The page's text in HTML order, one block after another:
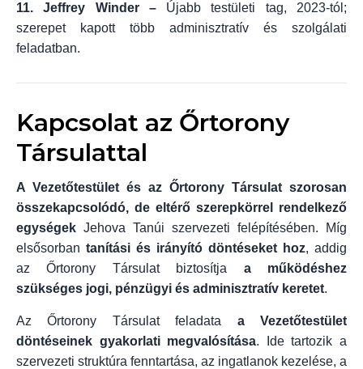
11. Jeffrey Winder – Újabb testületi tag, 2023‑tól;
szerepet kapott több adminisztratív és szolgálati
feladatban.
Kapcsolat az Őrtorony
Társulattal
A Vezetőtestület és az Őrtorony Társulat szorosan
összekapcsolódó, de eltérő szerepkörrel rendelkező
egységek Jehova Tanúi szervezeti felépítésében. Míg
elsősorban tanítási és irányító döntéseket hoz, addig
az Őrtorony Társulat biztosítja a működéshez
szükséges jogi, pénzügyi és adminisztratív keretet.
Az Őrtorony Társulat feladata a Vezetőtestület
döntéseinek gyakorlati megvalósítása. Ide tartozik a
szervezeti struktúra fenntartása, az ingatlanok kezelése, a